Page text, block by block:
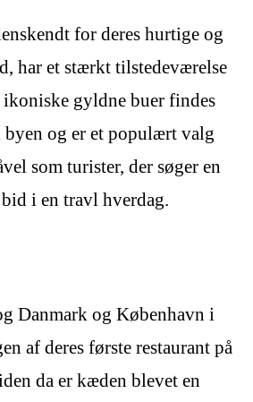
for deres hurtige og
har et stærkt tilstedeværelse
gyldne buer findes
og er et populært valg
som turister, der søger en
i en travl hverdag.
Danmark og København i
af deres første restaurant på
da er kæden blevet en